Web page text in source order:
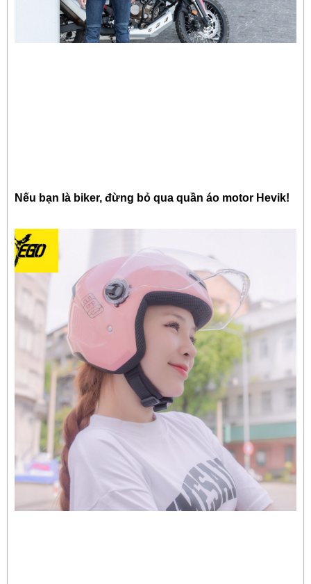
Nếu bạn là biker, đừng bỏ qua quần áo motor Hevik!